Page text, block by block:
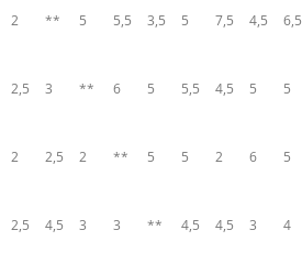
2 ** 5 5,5 3,5 5 7,5 4,5 6,5
2,5 3 ** 6 5 5,5 4,5 5 5
2 2,5 2 ** 5 5 2 6 5
2,5 4,5 3 3 ** 4,5 4,5 3 4